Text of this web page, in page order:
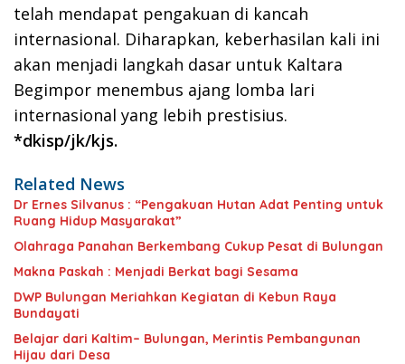
telah mendapat pengakuan di kancah
internasional. Diharapkan, keberhasilan kali ini
akan menjadi langkah dasar untuk Kaltara
Begimpor menembus ajang lomba lari
internasional yang lebih prestisius.
*dkisp/jk/kjs.
Related News
Dr Ernes Silvanus : “Pengakuan Hutan Adat Penting untuk
Ruang Hidup Masyarakat”
Olahraga Panahan Berkembang Cukup Pesat di Bulungan
Makna Paskah : Menjadi Berkat bagi Sesama
DWP Bulungan Meriahkan Kegiatan di Kebun Raya
Bundayati
Belajar dari Kaltim– Bulungan, Merintis Pembangunan
Hijau dari Desa